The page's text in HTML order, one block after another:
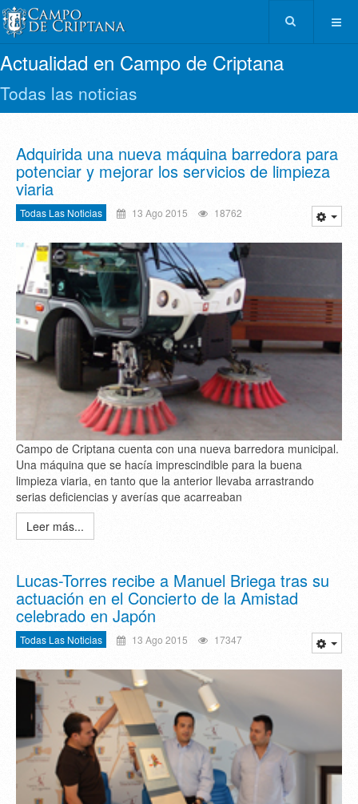
Actualidad en Campo de Criptana
Todas las noticias
Adquirida una nueva máquina barredora para
potenciar y mejorar los servicios de limpieza
viaria
Todas Las Noticias 13 Ago 2015 18762
Campo de Criptana cuenta con una nueva barredora municipal.
Una máquina que se hacía imprescindible para la buena
limpieza viaria, en tanto que la anterior llevaba arrastrando
serias deficiencias y averías que acarreaban
Leer más...
Lucas-Torres recibe a Manuel Briega tras su
actuación en el Concierto de la Amistad
celebrado en Japón
Todas Las Noticias 13 Ago 2015 17347